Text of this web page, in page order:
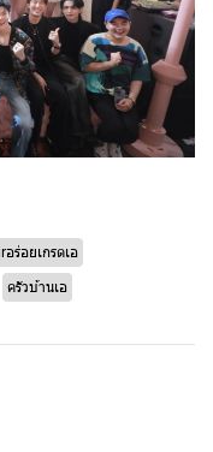
ร่อยเกรดเอ
ครัวบ้านเอ